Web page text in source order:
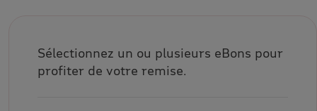
Sélectionnez un ou plusieurs eBons pour
profiter de votre remise.